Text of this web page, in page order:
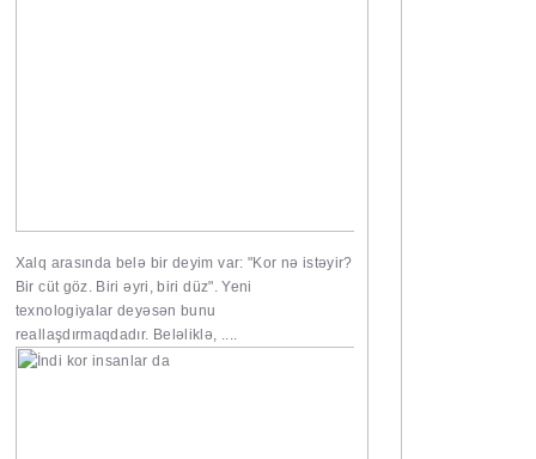
Xalq arasında belə bir deyim var: "Kor nə istəyir?
Bir cüt göz. Biri əyri, biri düz". Yeni
texnologiyalar deyəsən bunu
reallaşdırmaqdadır. Beləliklə, ....